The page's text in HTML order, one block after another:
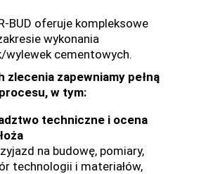
BUD oferuje kompleksowe
wykonania
wylewek cementowych.
zlecenia zapewniamy pełną
w tym:
techniczne i ocena
na budowę, pomiary,
technologii i materiałów,